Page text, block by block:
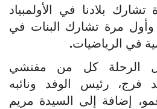
بلادنا في الأولمبياد
وأول مرة تشارك البنات في
في الرياضيات.
الرحلة كل من مفتشي
فرج، رئيس الوفد ونائبه
إضافة إلى السيدة مريم